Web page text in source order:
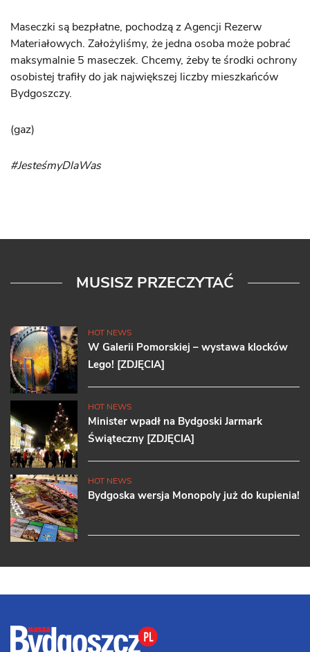
Maseczki są bezpłatne, pochodzą z Agencji Rezerw
Materiałowych. Założyliśmy, że jedna osoba może pobrać
maksymalnie 5 maseczek. Chcemy, żeby te środki ochrony
osobistej trafiły do jak największej liczby mieszkańców
Bydgoszczy.
(gaz)
#JesteśmyDlaWas
MUSISZ PRZECZYTAĆ
HOT NEWS
W Galerii Pomorskiej – wystawa klocków
Lego! [ZDJĘCIA]
HOT NEWS
Minister wpadł na Bydgoski Jarmark
Świąteczny [ZDJĘCIA]
HOT NEWS
Bydgoska wersja Monopoly już do kupienia!